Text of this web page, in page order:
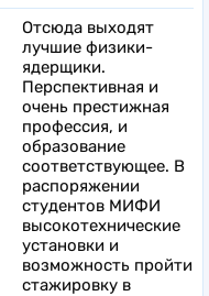
Отсюда выходят
лучшие физики-
ядерщики.
Перспективная и
очень престижная
профессия, и
образование
соответствующее. В
распоряжении
студентов МИФИ
высокотехнические
установки и
возможность пройти
стажировку в